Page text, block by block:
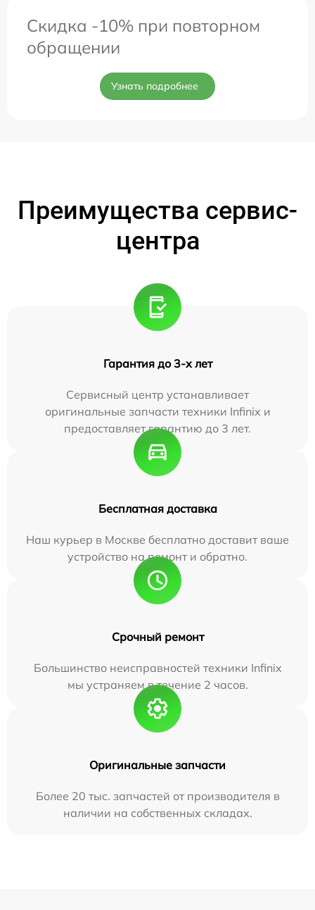
Скидка -10% при повторном
обращении
Узнать подробнее
Преимущества сервис-
центра
Гарантия до 3-х лет
Сервисный центр устанавливает
оригинальные запчасти техники Infinix и
предоставляет гарантию до 3 лет.
Бесплатная доставка
Наш курьер в Москве бесплатно доставит ваше
устройство на ремонт и обратно.
Срочный ремонт
Большинство неисправностей техники Infinix
мы устраняем в течение 2 часов.
Оригинальные запчасти
Более 20 тыс. запчастей от производителя в
наличии на собственных складах.